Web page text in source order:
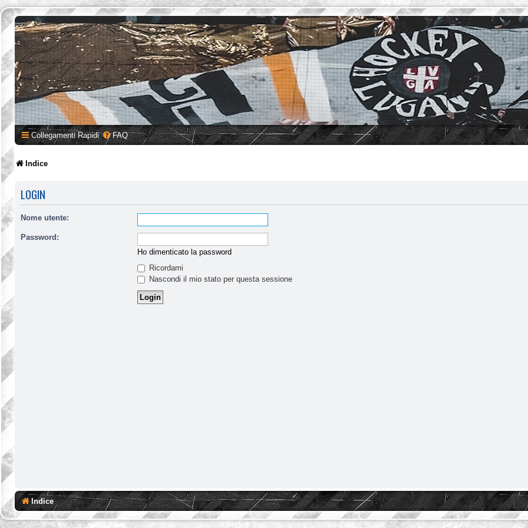
Collegamenti Rapidi FAQ
Indice
LOGIN
Nome utente:
Password:
Ho dimenticato la password
Ricordami
Nascondi il mio stato per questa sessione
Indice